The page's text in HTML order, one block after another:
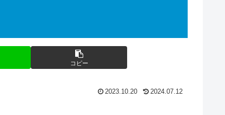
コピー
2023.10.20 2024.07.12